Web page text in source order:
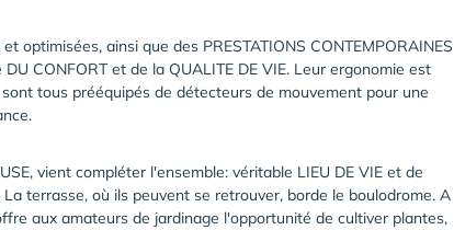
optimisées, ainsi que des PRESTATIONS CONTEMPORAINES
DU CONFORT et de la QUALITE DE VIE. Leur ergonomie est
tous prééquipés de détecteurs de mouvement pour une
vient compléter l'ensemble: véritable LIEU DE VIE et de
terrasse, où ils peuvent se retrouver, borde le boulodrome. A
aux amateurs de jardinage l'opportunité de cultiver plantes,